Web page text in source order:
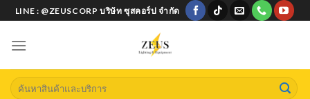
Skip
to
content
LINE : @ZEUSCORP บริษัท ซุสคอร์ป จำกัด
Search
for: